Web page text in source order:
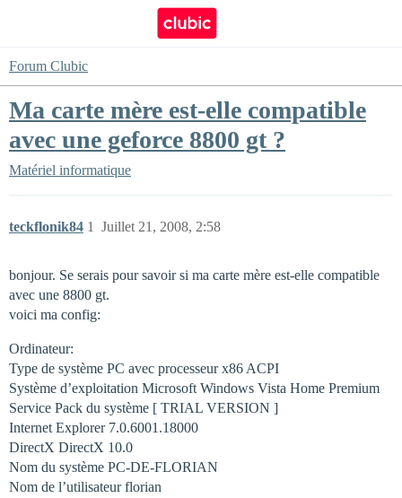
Forum Clubic
Ma carte mère est-elle compatible
avec une geforce 8800 gt ?
Matériel informatique
teckflonik84 Juillet 21, 2008, 2:58
1
bonjour. Se serais pour savoir si ma carte mère est-elle compatible
avec une 8800 gt.
voici ma config:
Ordinateur:
Type de système PC avec processeur x86 ACPI
Système d’exploitation Microsoft Windows Vista Home Premium
Service Pack du système [ TRIAL VERSION ]
Internet Explorer 7.0.6001.18000
DirectX DirectX 10.0
Nom du système PC-DE-FLORIAN
Nom de l’utilisateur florian